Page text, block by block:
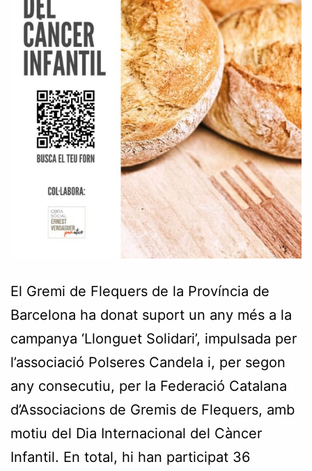
El Gremi de Flequers de la Província de
Barcelona ha donat suport un any més a la
campanya ‘Llonguet Solidari’, impulsada per
l’associació Polseres Candela i, per segon
any consecutiu, per la Federació Catalana
d’Associacions de Gremis de Flequers, amb
motiu del Dia Internacional del Càncer
Infantil. En total, hi han participat 36